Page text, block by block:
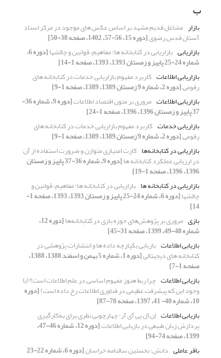
ب
بازار مشاغل قدیم مشهد بر اساس عکس های موجود در مرکز اسناد
آستان قدس رضوی[دوره 15، 56-57، 1402، صفحه 38-50]
بازاریابی بازاریابی در کتابخانه ها: مفاهیم، قوانین و چالشها [دوره 6،
شماره 24-25 پاییز و زمستان 1393، 1393، صفحه 1-14]
بازاریابی اطلاعات کاربرد مفهوم بازاریابی خدمات در کتابخانه های
رقومی[دوره 2، شماره 9 زمستان 1389، 1389، صفحه 1-9]
بازاریابی اطلاعات مروری بر متون اقتصاد اطلاعات [دوره 9، شماره 36-
37 پاییز و زمستان 1396، 1396، صفحه 1-24]
بازاریابی خدمات کاربرد مفهوم بازاریابی خدمات در کتابخانه های
رقومی[دوره 2، شماره 9 زمستان 1389، 1389، صفحه 1-9]
بازاریابی در کتابخانه‌ها کارت امتیازی متوازن و ضرورت استفاده از آن
در ارزیابی عملکرد کتابخانه ها [دوره 9، شماره 36-37 پاییز و زمستان
1396، 1396، صفحه 1-19]
بازاریابی در کتابخانه ها بازاریابی در کتابخانه ها: مفاهیم، قوانین و
چالشها [دوره 6، شماره 24-25 پاییز و زمستان 1393، 1393، صفحه 1-
14]
بازی مروری بر پژوهش‌های حوزه بازی در کتابخانه‌ها [دوره 12،
شماره 48-49، 1399، صفحه 31-45]
بازیابی اطلاعات بازیابی یکپارچه داده ها و انتشارات پژوهشی در
کتابخانه های دیجیتالی [دوره 1، شماره 5 بهمن و اسفند 1388، 1388،
صفحه 1-7]
بازیابی اطلاعات چرا ربط هنوز مفهوم اساسی در علم اطلاعات است؟ (با
وجود این که پیشرفت عظیمی در فناوری اطلاعات رخ داده است)[دوره
10، شماره 40- 41، 1397، صفحه 78-87]
بازیابی اطلاعات اِن اِل پی آی آر: چهارچوبی نظری برای به‌کارگیری
پردازش زبان طبیعی در بازیابی اطلاعات [دوره 12، شماره 46-47،
1399، صفحه 74-94]
باقر عاملی دانش؛ نخستین سالنامه خراسان [دوره 6، شماره 22-23